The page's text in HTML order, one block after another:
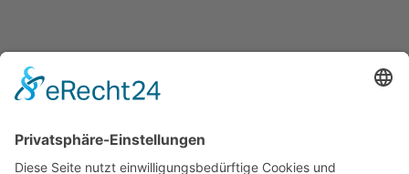
Jetzt teilen
Facebook Twitter